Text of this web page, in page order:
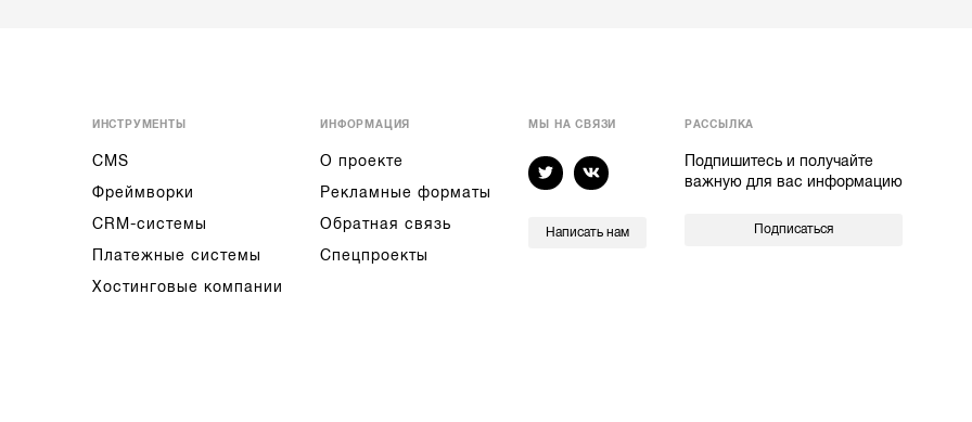
ИНСТРУМЕНТЫ
CMS
Фреймворки
CRM-системы
Платежные системы
Хостинговые компании
ИНФОРМАЦИЯ
О проекте
Рекламные форматы
Обратная связь
Спецпроекты
МЫ НА СВЯЗИ
Написать нам
РАССЫЛКА
Подпишитесь и получайте
важную для вас информацию
Подписаться